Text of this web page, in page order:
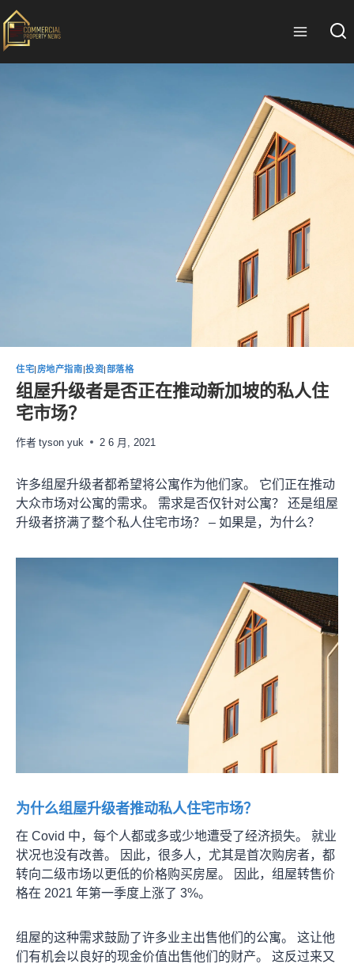
住宅 房地产指南 |投资 部落格
组屋升级者是否正在推动新加坡的私人住
宅市场？
作者 tyson yuk 2 6 月, 2021
许多组屋升级者都希望将公寓作为他们家。 它们正在推动
大众市场对公寓的需求。 需求是否仅针对公寓？ 还是组屋
升级者挤满了整个私人住宅市场？ – 如果是，为什么？
为什么组屋升级者推动私人住宅市场？
在 Covid 中，每个人都或多或少地遭受了经济损失。 就业
状况也没有改善。 因此，很多人，尤其是首次购房者，都
转向二级市场以更低的价格购买房屋。 因此，组屋转售价
格在 2021 年第一季度上涨了 3%。
组屋的这种需求鼓励了许多业主出售他们的公寓。 这让他
们有机会以良好的现金价值出售他们的财产。 这反过来又